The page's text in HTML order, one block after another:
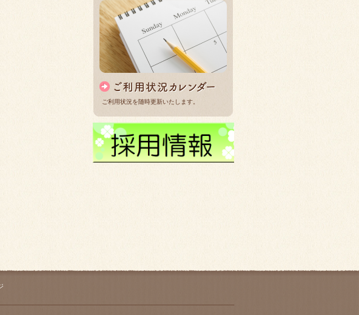
ご利用状況を随時更新いたします。